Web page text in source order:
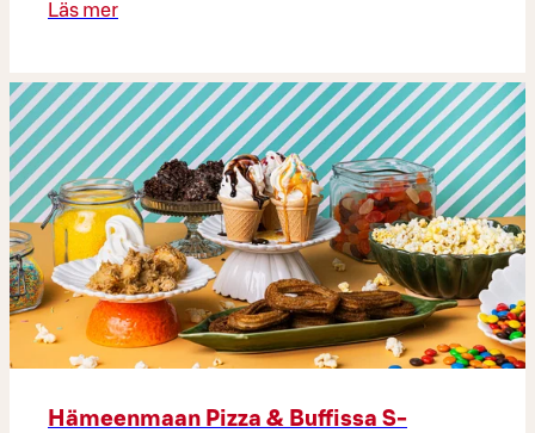
Läs mer
Hämeenmaan Pizza & Buffissa S-